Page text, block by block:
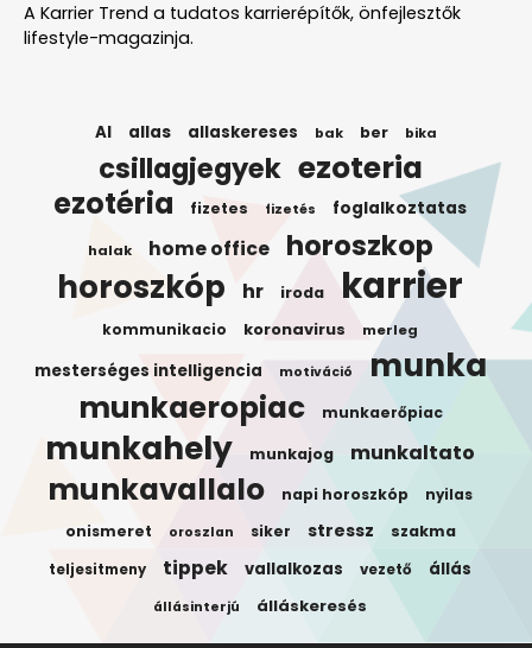
A Karrier Trend a tudatos karrierépítők, önfejlesztők
lifestyle-magazinja.
AI allas allaskereses bak ber bika
csillagjegyek ezoteria
ezotéria fizetes fizetés foglalkoztatas
halak home office horoszkop
horoszkóp hr iroda karrier
kommunikacio koronavirus merleg
mesterséges intelligencia motiváció munka
munkaeropiac munkaerőpiac
munkahely munkajog munkaltato
munkavallalo napi horoszkóp nyilas
onismeret oroszlan siker stressz szakma
teljesitmeny tippek vallalkozas vezető állás
állásinterjú álláskeresés